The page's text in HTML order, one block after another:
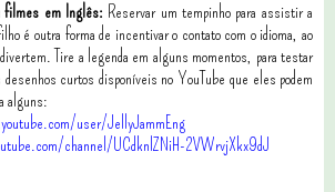
filmes em Inglês: Reservar um tempinho para assistir a
é outra forma de incentivar o contato com o idioma, ao
Tire a legenda em alguns momentos, para testar
curtos disponíveis no YouTube que eles podem
alguns:
user/JellyJammEng
channel/UCdknlZNiH-2VWrvjXkx9dJ